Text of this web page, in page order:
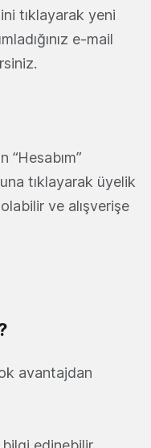
tıklayarak yeni
e-mail
tıklayarak üyelik
ve alışverişe
avantajdan